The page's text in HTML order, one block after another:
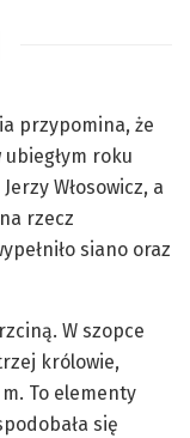
przypomina, że
roku
Włosowicz, a
rzecz
siano oraz
W szopce
królowie,
To elementy
się